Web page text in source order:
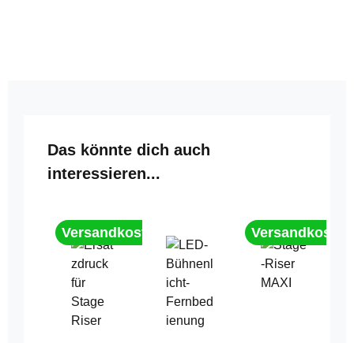
Produktgalerie überspringen
Das könnte dich auch
interessieren...
Versandkostenfrei